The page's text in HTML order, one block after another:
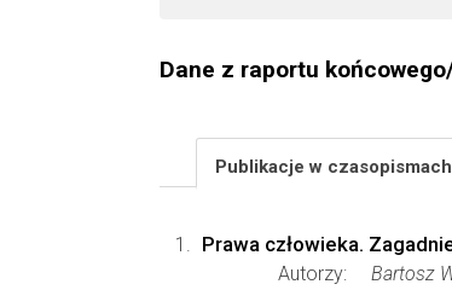
Dane z raportu
Publikacje w czasopismach
Prawa człowieka.
Autorzy:
Bartosz